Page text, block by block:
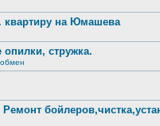
квартиру на Юмашева
стружка.